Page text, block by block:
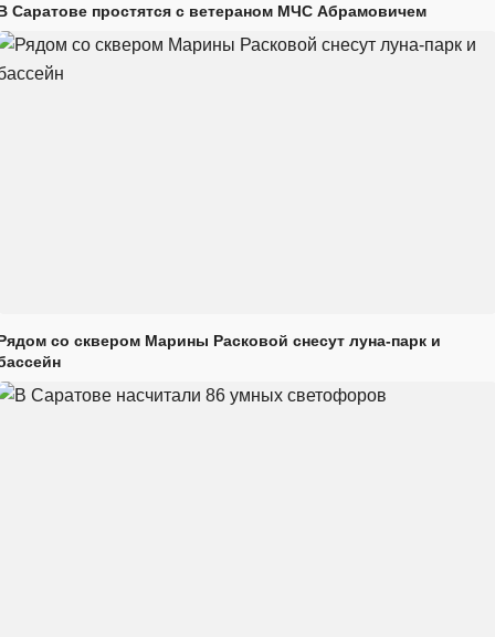
Саратове простятся с ветераном МЧС Абрамовичем
со сквером Марины Расковой снесут луна-парк и